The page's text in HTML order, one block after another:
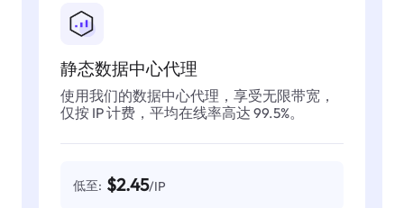
静态数据中心代理
使用我们的数据中心代理，享受无限带宽，
仅按 IP 计费，平均在线率高达 99.5%。
低至: $2.45/IP